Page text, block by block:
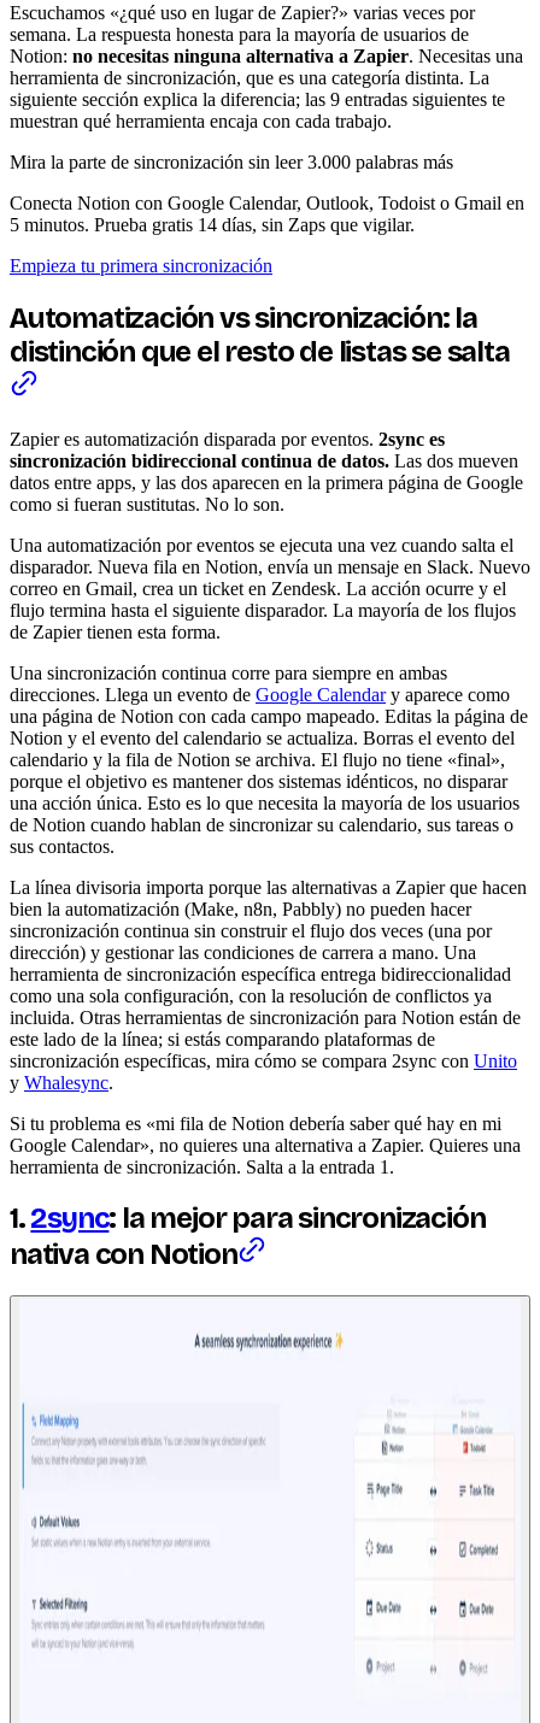
Escuchamos «¿qué uso en lugar de Zapier?» varias veces por
semana. La respuesta honesta para la mayoría de usuarios de
Notion: no necesitas ninguna alternativa a Zapier. Necesitas una
herramienta de sincronización, que es una categoría distinta. La
siguiente sección explica la diferencia; las 9 entradas siguientes te
muestran qué herramienta encaja con cada trabajo.
Mira la parte de sincronización sin leer 3.000 palabras más
Conecta Notion con Google Calendar, Outlook, Todoist o Gmail en
5 minutos. Prueba gratis 14 días, sin Zaps que vigilar.
Empieza tu primera sincronización
Automatización vs sincronización: la
distinción que el resto de listas se salta
Zapier es automatización disparada por eventos. 2sync es
sincronización bidireccional continua de datos. Las dos mueven
datos entre apps, y las dos aparecen en la primera página de Google
como si fueran sustitutas. No lo son.
Una automatización por eventos se ejecuta una vez cuando salta el
disparador. Nueva fila en Notion, envía un mensaje en Slack. Nuevo
correo en Gmail, crea un ticket en Zendesk. La acción ocurre y el
flujo termina hasta el siguiente disparador. La mayoría de los flujos
de Zapier tienen esta forma.
Una sincronización continua corre para siempre en ambas
direcciones. Llega un evento de Google Calendary aparece como
una página de Notion con cada campo mapeado. Editas la página de
Notion y el evento del calendario se actualiza. Borras el evento del
calendario y la fila de Notion se archiva. El flujo no tiene «final»,
porque el objetivo es mantener dos sistemas idénticos, no disparar
una acción única. Esto es lo que necesita la mayoría de los usuarios
de Notion cuando hablan de sincronizar su calendario, sus tareas o
sus contactos.
La línea divisoria importa porque las alternativas a Zapier que hacen
bien la automatización (Make, n8n, Pabbly) no pueden hacer
sincronización continua sin construir el flujo dos veces (una por
dirección) y gestionar las condiciones de carrera a mano. Una
herramienta de sincronización específica entrega bidireccionalidad
como una sola configuración, con la resolución de conflictos ya
incluida. Otras herramientas de sincronización para Notion están de
este lado de la línea; si estás comparando plataformas de
sincronización específicas, mira cómo se compara 2sync con Unito
y Whalesync.
Si tu problema es «mi fila de Notion debería saber qué hay en mi
Google Calendar», no quieres una alternativa a Zapier. Quieres una
herramienta de sincronización. Salta a la entrada 1.
1.2sync: la mejor para sincronización
nativa con Notion